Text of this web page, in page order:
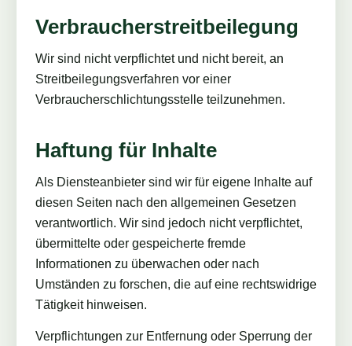
Verbraucherstreitbeilegung
Wir sind nicht verpflichtet und nicht bereit, an
Streitbeilegungsverfahren vor einer
Verbraucherschlichtungsstelle teilzunehmen.
Haftung für Inhalte
Als Diensteanbieter sind wir für eigene Inhalte auf
diesen Seiten nach den allgemeinen Gesetzen
verantwortlich. Wir sind jedoch nicht verpflichtet,
übermittelte oder gespeicherte fremde
Informationen zu überwachen oder nach
Umständen zu forschen, die auf eine rechtswidrige
Tätigkeit hinweisen.
Verpflichtungen zur Entfernung oder Sperrung der